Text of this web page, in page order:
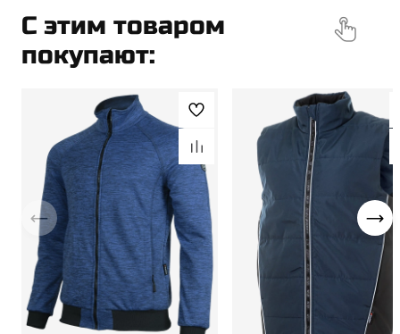
C этим товаром
покупают: